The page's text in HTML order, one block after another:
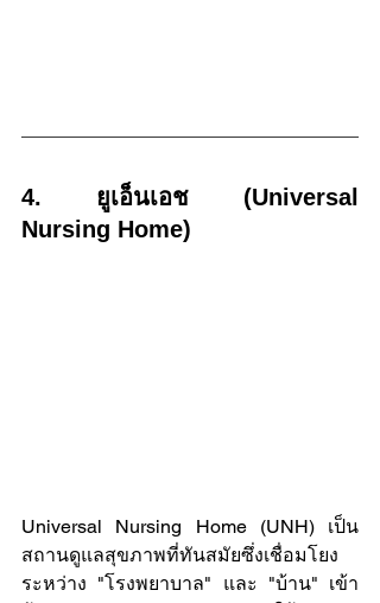
4. ยูเอ็นเอช (Universal
Nursing Home)
Universal Nursing Home (UNH) เป็น
สถานดูแลสุขภาพที่ทันสมัยซึ่งเชื่อมโยง
ระหว่าง "โรงพยาบาล" และ "บ้าน" เข้า